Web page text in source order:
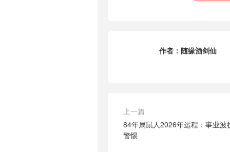
作者： 随缘酒剑仙
上一篇
84年属鼠人2026年运程：事业波
警惕